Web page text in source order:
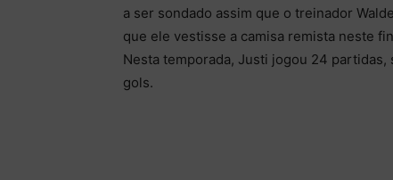
a ser sondado assim que o treinador
que ele vestisse a camisa remista neste
Nesta temporada, Justi jogou 24 partidas,
gols.